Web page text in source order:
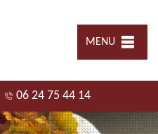
MENU
06 24 75 44 14